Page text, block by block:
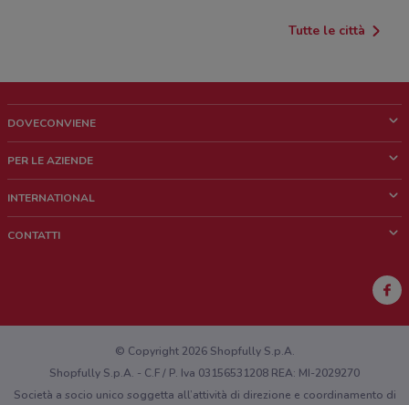
Tutte le città
DOVECONVIENE
Chi siamo
Lavora con noi
PER LE AZIENDE
Richieste commerciali e marketing
INTERNATIONAL
CONTATTI
Hai un malfunzionamento sul web o sull'app?
© Copyright 2026 Shopfully S.p.A.
Shopfully S.p.A. - C.F / P. Iva 03156531208 REA: MI-2029270
Società a socio unico soggetta all’attività di direzione e coordinamento di